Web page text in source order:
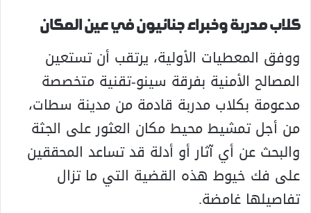
كلاب مدربة وخبراء جنائيون في عين المكان
ووفق المعطيات الأولية، يرتقب أن تستعين
المصالح الأمنية بفرقة سينو-تقنية متخصصة
مدعومة بكلاب مدربة قادمة من مدينة سطات،
من أجل تمشيط محيط مكان العثور على الجثة
والبحث عن أي آثار أو أدلة قد تساعد المحققين
على فك خيوط هذه القضية التي ما تزال
تفاصيلها غامضة.